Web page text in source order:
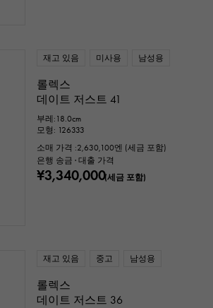
재고 있음 미사용 남성용
롤렉스
데이트 저스트 41
부레:18.0cm
모형: 126333
소매 가격 :2,630,100엔 (세금 포함)
은행 송금 · 대출 가격
¥3,340,000(세금 포함)
재고 있음 중고 남성용
롤렉스
데이트 저스트 36